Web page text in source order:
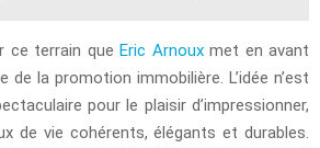
ce terrain que Eric Arnouxmet en avant
de la promotion immobilière. L’idée n’est
pour le plaisir d’impressionner,
de vie cohérents, élégants et durables.